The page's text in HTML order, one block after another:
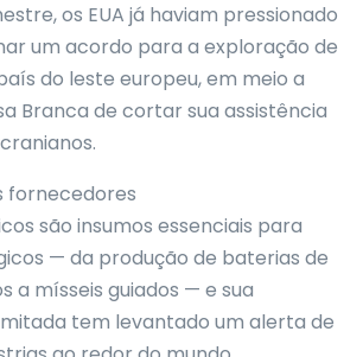
os EUA já haviam pressionado
um acordo para a exploração de
do leste europeu, em meio a
Branca de cortar sua assistência
fornecedores
são insumos essenciais para
— da produção de baterias de
a mísseis guiados — e sua
tem levantado um alerta de